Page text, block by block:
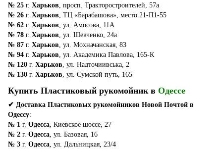
№ 25 г. Харьков, просп. Тракторостроителей, 57а
№ 26 г. Харьков, ТЦ «Барабашова», место 21-П1-55
№ 62 г. Харьков, ул. Амосова, 11А
№ 78 г. Харьков, ул. Шевченко, 24а
№ 87 г. Харьков, ул. Мохначанская, 83
№ 94 г. Харьков, ул. Академика Павлова, 165-К
№ 120 г. Харьков, ул. Надточиивська, 2
№ 130 г. Харьков, ул. Сумской путь, 165
Купить Пластиковый рукомойник в Одессе
✔ Доставка Пластиковых рукомойников Новой Почтой в
Одессу:
№ 1 г. Одесса, Киевское шоссе, 27
№ 2 г. Одесса, ул. Базовая, 16
№ 3 г. Одесса, ул. Дальницкая, 23/4